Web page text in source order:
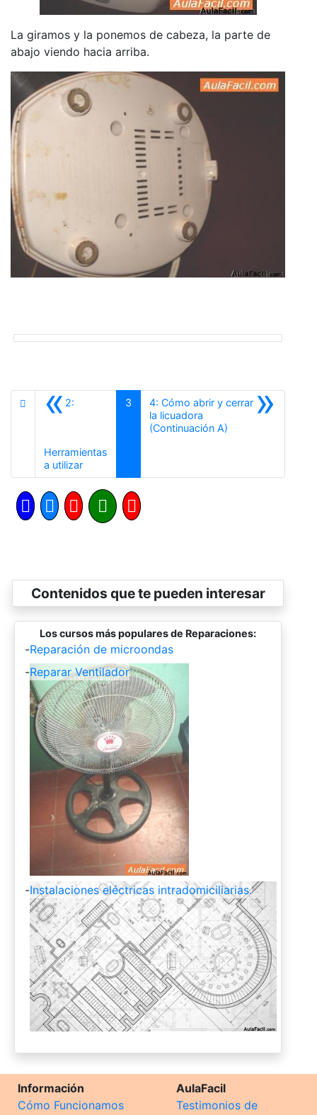
La giramos y la ponemos de cabeza, la parte de
abajo viendo hacia arriba.
«2:
Herramientas
a utilizarAnterior
3 »
4: Cómo abrir y cerrar
la licuadora
(Continuación A)
Contenidos que te pueden interesar
Los cursos más populares de Reparaciones:
-Reparación de microondas
-Reparar Ventilador
-Instalaciones eléctricas intradomiciliarias.
Información
Cómo Funcionamos
AulaFacil
Testimonios de